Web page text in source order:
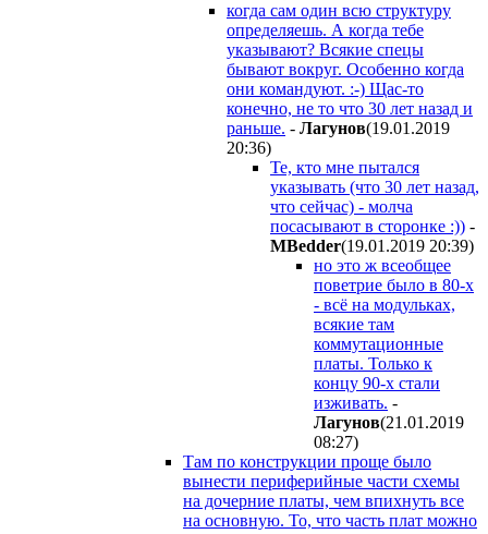
когда сам один всю структуру
определяешь. А когда тебе
указывают? Всякие спецы
бывают вокруг. Особенно когда
они командуют. :-) Щас-то
конечно, не то что 30 лет назад и
раньше. - Лагунов(19.01.2019
20:36)
Те, кто мне пытался
указывать (что 30 лет назад,
что сейчас) - молча
посасывают в сторонке :)) -
MBedder(19.01.2019 20:39)
но это ж всеобщее
поветрие было в 80-х
- всё на модульках,
всякие там
коммутационные
платы. Только к
концу 90-х стали
изживать. -
Лагунов(21.01.2019
08:27)
Там по конструкции проще было
вынести периферийные части схемы
на дочерние платы, чем впихнуть все
на основную. То, что часть плат можно